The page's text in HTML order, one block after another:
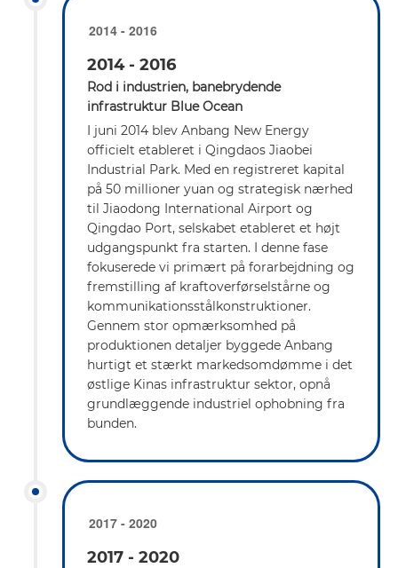
2014 - 2016
Rod i industrien, banebrydende
infrastruktur Blue Ocean
I juni 2014 blev Anbang New Energy
officielt etableret i Qingdaos Jiaobei
Industrial Park. Med en registreret kapital
på 50 millioner yuan og strategisk nærhed
til Jiaodong International Airport og
Qingdao Port, selskabet etableret et højt
udgangspunkt fra starten. I denne fase
fokuserede vi primært på forarbejdning og
fremstilling af kraftoverførselstårne og
kommunikationsstålkonstruktioner.
Gennem stor opmærksomhed på
produktionen detaljer byggede Anbang
hurtigt et stærkt markedsomdømme i det
østlige Kinas infrastruktur sektor, opnå
grundlæggende industriel ophobning fra
bunden.
2014 - 2016
2017 - 2020
2017 - 2020